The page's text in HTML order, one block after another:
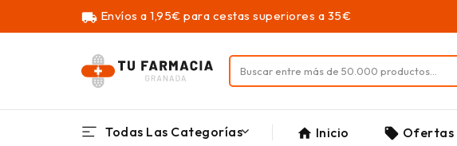
local_shipping Envíos a 1,95€ para cestas superiores a 35€
Todas Las Categorías home Inicio local_offer Ofertas